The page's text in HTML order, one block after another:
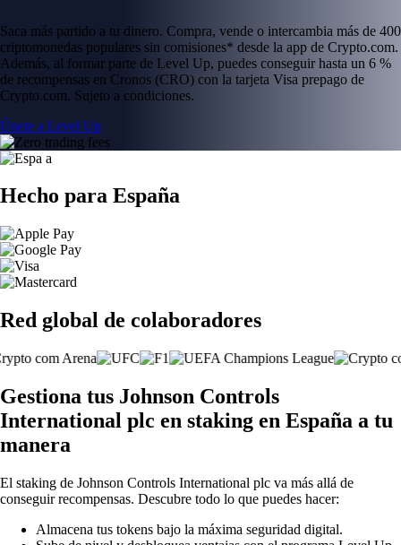
Saca más partido a tu dinero. Compra, vende o intercambia más de 400
criptomonedas populares sin comisiones* desde la app de Crypto.com.
Además, al formar parte de Level Up, puedes conseguir hasta un 6 %
de recompensas en Cronos (CRO) con la tarjeta Visa prepago de
Crypto.com. Sujeto a condiciones.
Únete a Level Up
Hecho para España
Red global de colaboradores
Gestiona tus Johnson Controls
International plc en staking en España a tu
manera
El staking de Johnson Controls International plc va más allá de
conseguir recompensas. Descubre todo lo que puedes hacer:
Almacena tus tokens bajo la máxima seguridad digital.